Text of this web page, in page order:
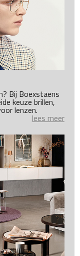
Bij Boexstaens
keuze brillen,
lenzen.
lees meer